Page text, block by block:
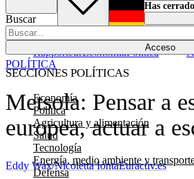
Buscar
Acceso
SECCIONES POLÍTICAS
Economía
Política
Agricultura y alimentación
Salud
Tecnología
Energía, medio ambiente y
Defensa
RapporteurEconomíaPolítica
Has
Metsola: Pensar a
europea, actuar a
POLÍTICA
Eddy Wax/Nicoletta IontaEuractiv.es